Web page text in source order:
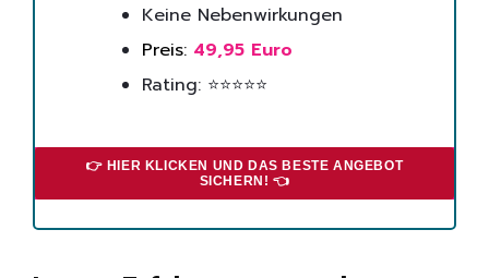
Keine Nebenwirkungen
Preis: 49,95 Euro
Rating: ⭐⭐⭐⭐⭐
👉 HIER KLICKEN UND DAS BESTE ANGEBOT
SICHERN! 👈